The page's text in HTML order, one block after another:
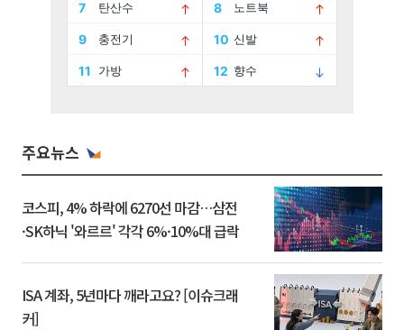
주요뉴스
코스피, 4% 하락에 6270선 마감…삼전
·SK하닉 '와르르' 각각 6%·10%대 급락
ISA 계좌, 5년마다 깨라고요? [이슈크래
커]